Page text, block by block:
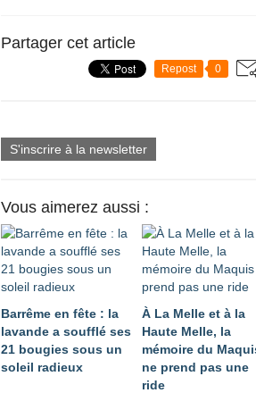
Partager cet article
Repost 0
S'inscrire à la newsletter
Vous aimerez aussi :
Barrême en fête : la
lavande a soufflé ses
21 bougies sous un
soleil radieux
À La Melle et à la
Haute Melle, la
mémoire du
ne prend pas une
ride